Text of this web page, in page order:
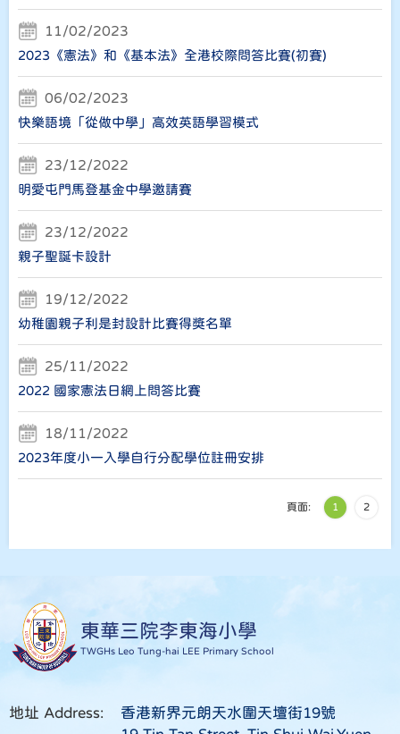
11/02/2023
2023《憲法》和《基本法》全港校際問答比賽(初賽)
06/02/2023
快樂語境「從做中學」高效英語學習模式
23/12/2022
明愛屯門馬登基金中學邀請賽
23/12/2022
親子聖誕卡設計
19/12/2022
幼稚園親子利是封設計比賽得獎名單
25/11/2022
2022 國家憲法日網上問答比賽
18/11/2022
2023年度小一入學自行分配學位註冊安排
頁面: 1 2
東華三院李東海小學
TWGHs Leo Tung-hai LEE Primary School
地址 Address:
香港新界元朗天水圍天壇街19號